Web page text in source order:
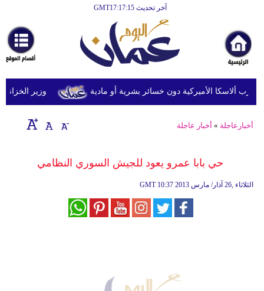
آخر تحديث GMT17:17:15
أخبارعاجلة
رياضة
ثقافة
إقتصاد
وزير الخزانة
أخبارعاجلة » أخبار عاجلة
حي بابا عمرو يعود للجيش السوري النظامي
GMT 10:37 2013 الثلاثاء ,26 آذار/ مارس